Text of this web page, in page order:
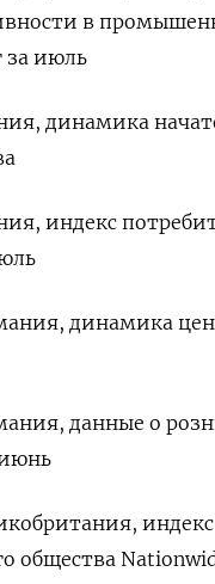
в
за июль
динамика
индекс
динамика
данные о
общества